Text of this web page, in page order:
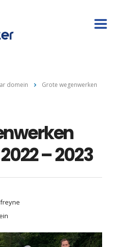
domein
Grote wegenwerken
– 2023